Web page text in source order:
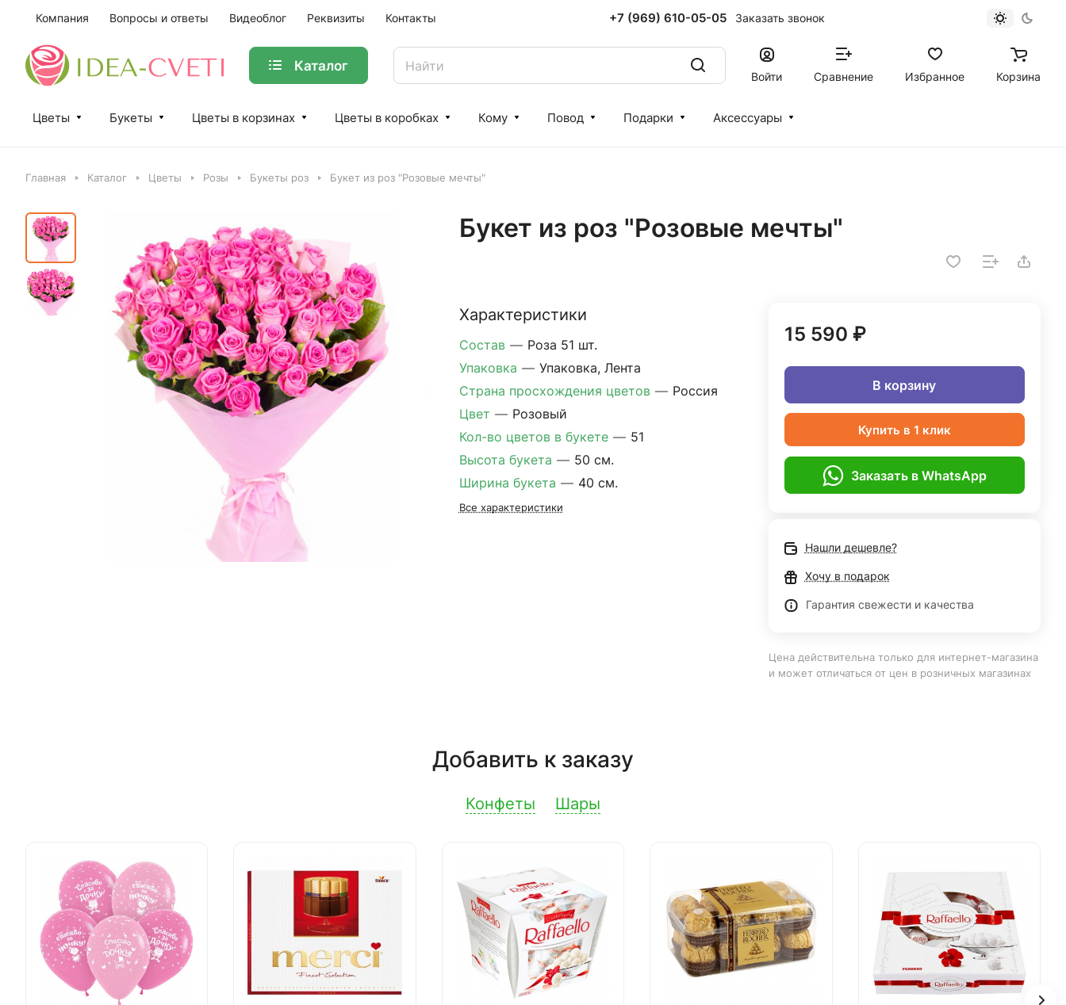
Компания Вопросы и ответы Видеоблог Реквизиты Контакты +7 (969) 610-05-05 Заказать звонок
Каталог
Войти Сравнение Избранное Корзина
Цветы Букеты Цветы в корзинах Цветы в коробках Кому Повод Подарки Аксессуары
Главная Каталог Цветы Розы Букеты роз Букет из роз "Розовые мечты"
Букет из роз "Розовые мечты"
Характеристики
Состав — Роза 51 шт.
Упаковка — Упаковка, Лента
Страна просхождения цветов — Россия
Цвет — Розовый
Кол-во цветов в букете — 51
Высота букета — 50 см.
Ширина букета — 40 см.
Все характеристики
15 590 ₽
В корзину
Купить в 1 клик
Заказать в WhatsApp
Нашли дешевле?
Хочу в подарок
Гарантия свежести и качества
Цена действительна только для интернет-магазина
и может отличаться от цен в розничных магазинах
Добавить к заказу
Конфеты Шары